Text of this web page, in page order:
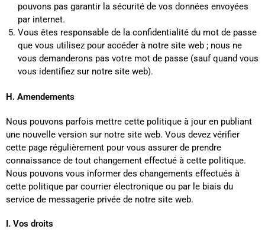
pouvons pas garantir la sécurité de vos données envoyées
par internet.
Vous êtes responsable de la confidentialité du mot de passe
que vous utilisez pour accéder à notre site web ; nous ne
vous demanderons pas votre mot de passe (sauf quand vous
vous identifiez sur notre site web).
H. Amendements
Nous pouvons parfois mettre cette politique à jour en publiant
une nouvelle version sur notre site web. Vous devez vérifier
cette page régulièrement pour vous assurer de prendre
connaissance de tout changement effectué à cette politique.
Nous pouvons vous informer des changements effectués à
cette politique par courrier électronique ou par le biais du
service de messagerie privée de notre site web.
I. Vos droits